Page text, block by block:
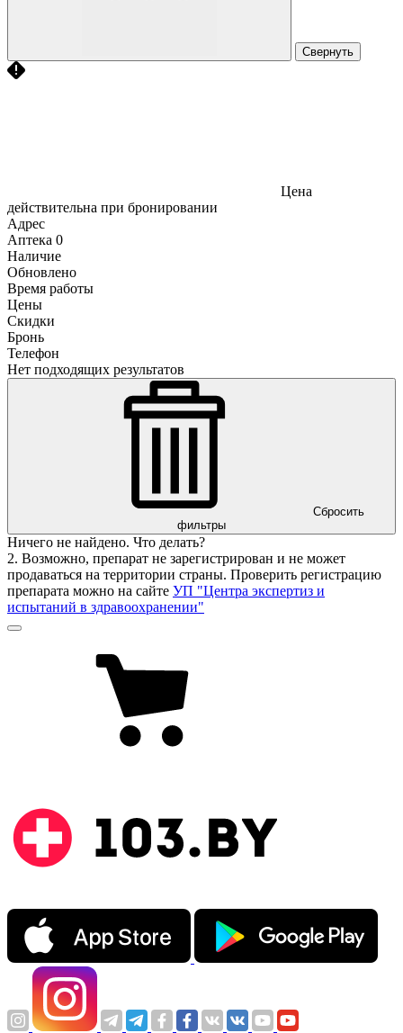
Свернуть
Цена
действительна при бронировании
Адрес
Аптека 0
Наличие
Обновлено
Время работы
Цены
Скидки
Бронь
Телефон
Нет подходящих результатов
Сбросить
фильтры
Ничего не найдено. Что делать?
2. Возможно, препарат не зарегистрирован и не может
продаваться на территории страны. Проверить регистрацию
препарата можно на сайте УП "Центра экспертиз и
испытаний в здравоохранении"